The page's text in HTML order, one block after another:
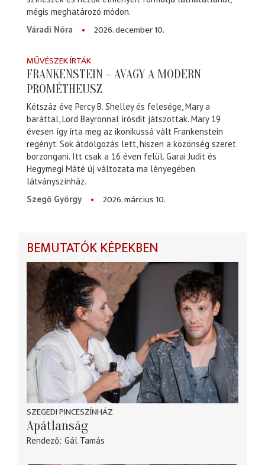
mégis meghatározó módon.
Váradi Nóra
2026. december 10.
MŰVÉSZEK ÍRTÁK
FRANKENSTEIN – AVAGY A MODERN
PROMÉTHEUSZ
Kétszáz éve Percy B. Shelley és felesége, Mary a
baráttal, Lord Bayronnal írósdit játszottak. Mary 19
évesen így írta meg az ikonikussá vált Frankenstein
regényt. Sok átdolgozás lett, hiszen a közönség szeret
borzongani. Itt csak a 16 éven felül. Garai Judit és
Hegymegi Máté új változata ma lényegében
látványszínház.
Szegő György
2026. március 10.
BEMUTATÓK KÉPEKBEN
SZEGEDI PINCESZÍNHÁZ
Apátlanság
Rendező Gál Tamás